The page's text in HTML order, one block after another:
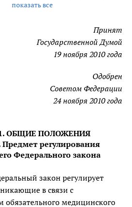
показать все
Принят
Государственной Думой
19 ноября 2010 года
Одобрен
Советом Федерации
24 ноября 2010 года
1. ОБЩИЕ ПОЛОЖЕНИЯ
Предмет регулирования
Федерального закона
закон регулирует
в связи с
обязательного медицинского